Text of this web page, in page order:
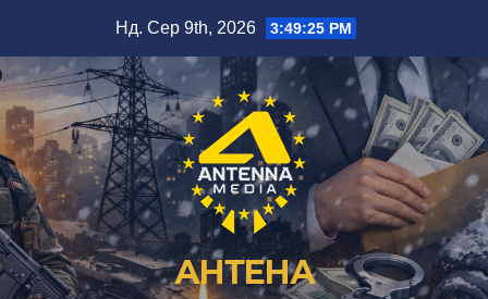
вмісту
Нд. Сер 9th, 2026 3:49:26 PM
АНТЕНА